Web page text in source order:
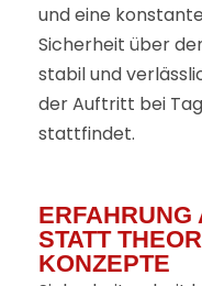
und eine
Sicherheit über
stabil und
der Auftritt bei
stattfindet.
ERFAHRUNG
STATT
KONZEPTE